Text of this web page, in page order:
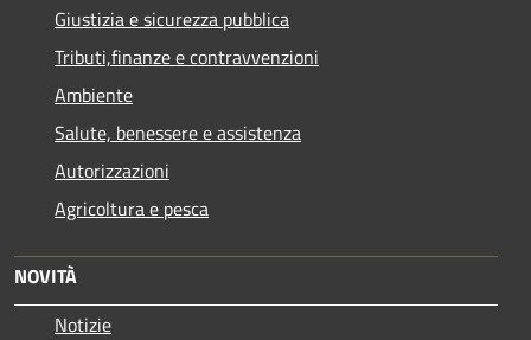
Giustizia e sicurezza pubblica
Tributi,finanze e contravvenzioni
Ambiente
Salute, benessere e assistenza
Autorizzazioni
Agricoltura e pesca
NOVITÀ
Notizie